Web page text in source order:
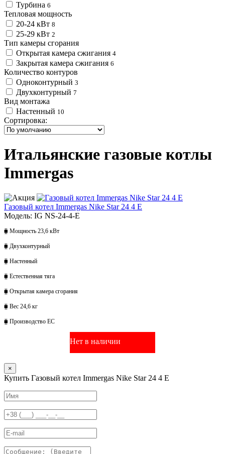
Турбина 6
Тепловая мощность
20-24 кВт 8
25-29 кВт 2
Тип камеры сгорания
Открытая камера сжигания 4
Закрытая камера сжигания 6
Количество контуров
Одноконтурный 3
Двухконтурный 7
Вид монтажа
Настенный 10
Сортировка:
Итальянские газовые котлы
Immergas
Газовый котел Immergas Nike Star 24 4 Е
Модель: IG NS-24-4-E
⧯ Мощность 23,6 кВт
⧯ Двухконтурный
⧯ Настенный
⧯ Естественная тяга
⧯ Открытая камера сгорания
⧯ Вес 24,6 кг
⧯ Производство ЕС
Нет в наличии
×
Купить Газовый котел Immergas Nike Star 24 4 Е